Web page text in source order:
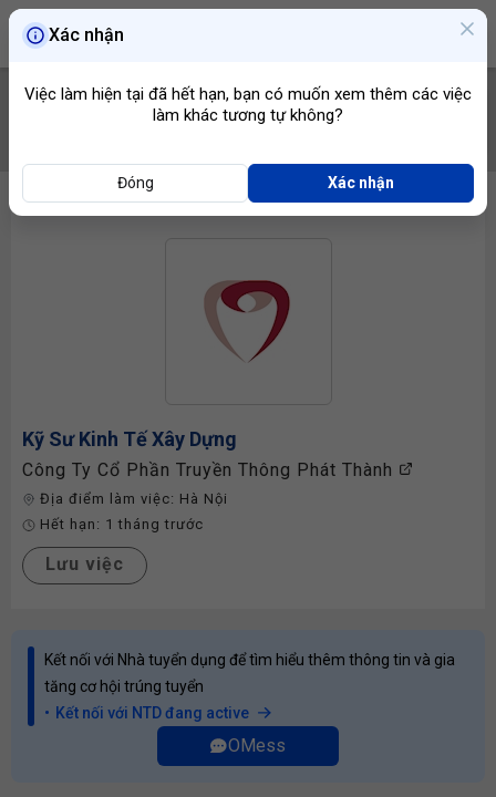
Kỹ Sư Kinh Tế Xây Dựng
Công Ty Cổ Phần Truyền Thông Phát Thành
Địa điểm làm việc: Hà Nội
Hết hạn: 1 tháng trước
Lưu việc
Kết nối với Nhà tuyển dụng để tìm hiểu thêm thông tin và gia
tăng cơ hội trúng tuyển
Kết nối với NTD đang active
OMess
Xác nhận
Việc làm hiện tại đã hết hạn, bạn có muốn xem thêm các việc
làm khác tương tự không?
Đóng Xác nhận